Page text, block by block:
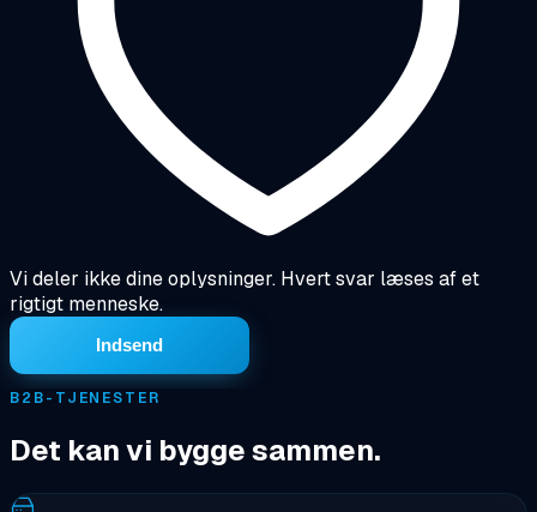
Vi deler ikke dine oplysninger. Hvert svar læses af et
rigtigt menneske.
Indsend
B2B-TJENESTER
Det kan vi bygge sammen.